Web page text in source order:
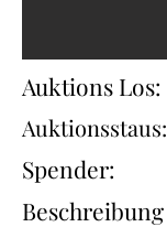
Auktions Los:
Auktionsstaus:
Spender:
Beschreibung